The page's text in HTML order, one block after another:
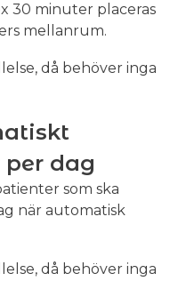
30 minuter placeras
mellanrum.
då behöver inga
dag
som ska
när automatisk
då behöver inga